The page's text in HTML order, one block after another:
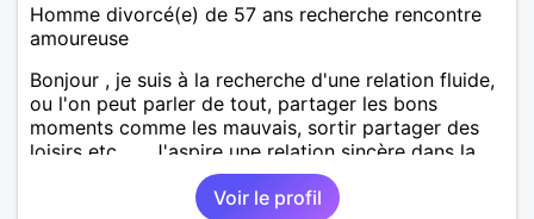
Homme divorcé(e) de 57 ans recherche rencontre
amoureuse
Bonjour , je suis à la recherche d'une relation fluide,
ou l'on peut parler de tout, partager les bons
moments comme les mauvais, sortir partager des
loisirs etc.... . J'aspire une relation sincère dans la
Voir le profil